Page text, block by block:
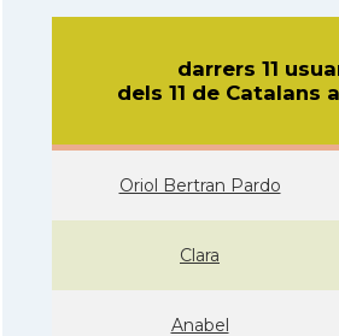
darrers 11
dels 11 de Catalans
Oriol Bertran Pardo
Clara
Anabel